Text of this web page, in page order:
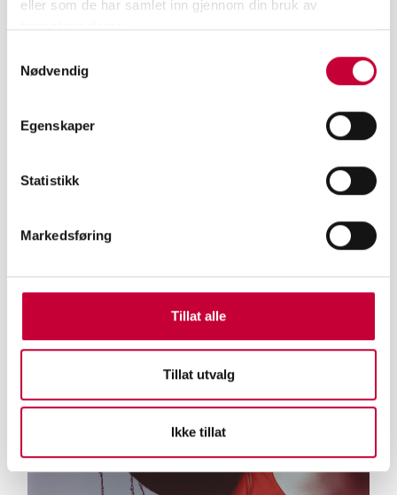
eller som de har samlet inn gjennom din bruk av
tjenestene deres.
Nødvendig
Egenskaper
Statistikk
Markedsføring
Tillat alle
Tillat utvalg
Ikke tillat
AVGANGSUTSTILLINGEN 2026 - FOTOKUNST
KVELD